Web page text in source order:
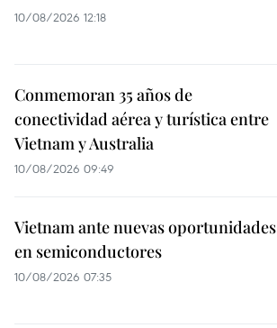
10/08/2026 12:18
Conmemoran 35 años de
conectividad aérea y turística entre
Vietnam y Australia
10/08/2026 09:49
Vietnam ante nuevas oportunidades
en semiconductores
10/08/2026 07:35